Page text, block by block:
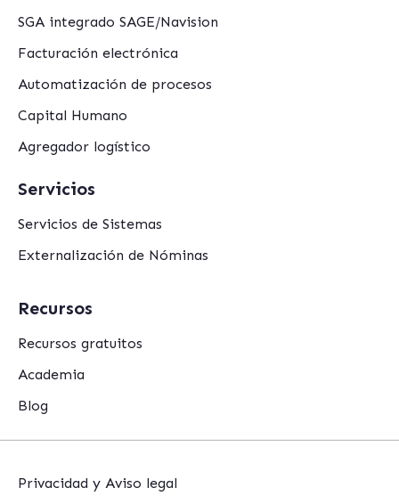
SGA integrado SAGE/Navision
Facturación electrónica
Automatización de procesos
Capital Humano
Agregador logístico
Servicios
Servicios de Sistemas
Externalización de Nóminas
Recursos
Recursos gratuitos
Academia
Blog
Privacidad y Aviso legal